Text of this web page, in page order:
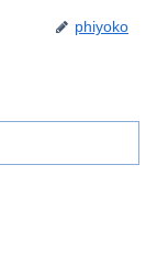
phiyoko